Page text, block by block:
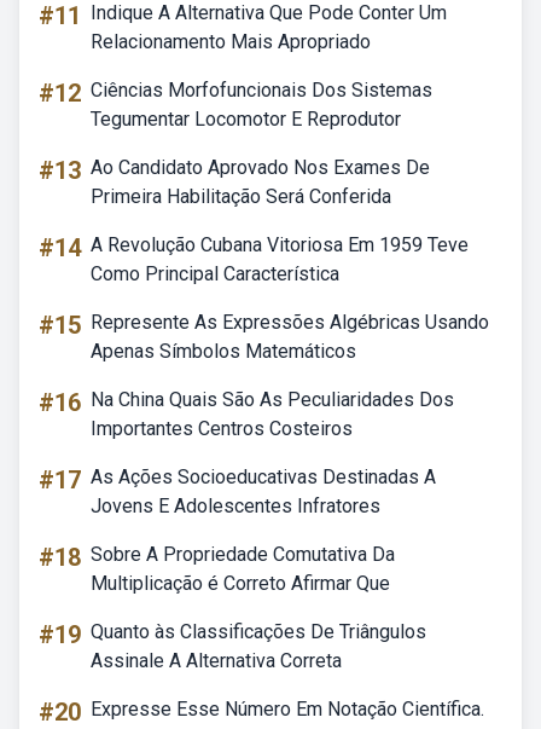
#11
Indique A Alternativa Que Pode Conter Um
Relacionamento Mais Apropriado
#12 Ciências Morfofuncionais Dos Sistemas
Tegumentar Locomotor E Reprodutor
#13 Ao Candidato Aprovado Nos Exames De
Primeira Habilitação Será Conferida
#14 A Revolução Cubana Vitoriosa Em 1959 Teve
Como Principal Característica
#15 Represente As Expressões Algébricas Usando
Apenas Símbolos Matemáticos
#16 Na China Quais São As Peculiaridades Dos
Importantes Centros Costeiros
#17 As Ações Socioeducativas Destinadas A
Jovens E Adolescentes Infratores
#18 Sobre A Propriedade Comutativa Da
Multiplicação é Correto Afirmar Que
#19 Quanto às Classificações De Triângulos
Assinale A Alternativa Correta
#20 Expresse Esse Número Em Notação Científica.